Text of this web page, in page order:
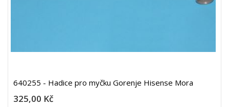
640255 - Hadice pro myčku Gorenje Hisense Mora
325,00 Kč